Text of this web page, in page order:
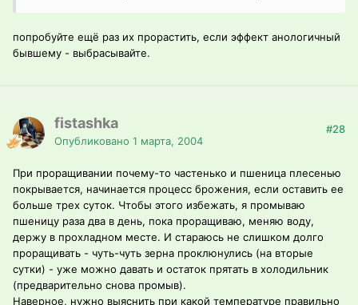
попробуйте ещё раз их прорастить, если эффект анологичный
бывшему - выбрасывайте.
fistashka
Опубликовано 1 марта, 2004
#28
При проращивании почему-то частенько и пшеница плесенью
покрывается, начинается процесс брожения, если оставить ее
больше трех суток. Чтобы этого избежать, я промываю
пшеницу раза два в день, пока проращиваю, меняю воду,
держу в прохладном месте. И стараюсь не слишком долго
проращивать - чуть-чуть зерна проклюнулись (на вторые
сутки) - уже можно давать и остаток прятать в холодильник
(предварительно снова промыв).
Наверное, нужно выяснить при какой температуре правильно